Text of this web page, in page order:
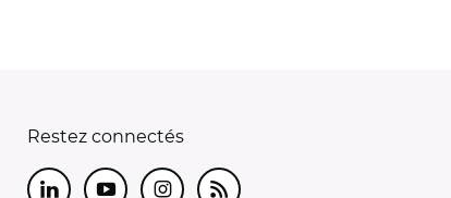
Restez connectés